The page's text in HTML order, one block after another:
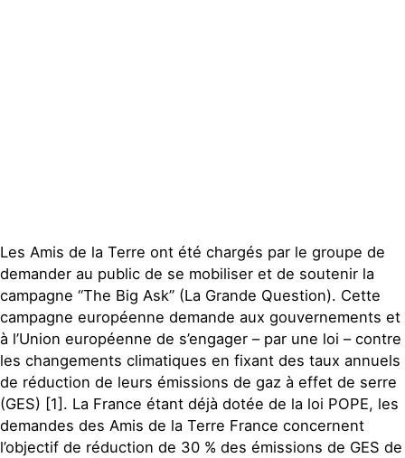
Les Amis de la Terre ont été chargés par le groupe de
demander au public de se mobiliser et de soutenir la
campagne “The Big Ask” (La Grande Question). Cette
campagne européenne demande aux gouvernements et
à l’Union européenne de s’engager – par une loi – contre
les changements climatiques en fixant des taux annuels
de réduction de leurs émissions de gaz à effet de serre
(GES) [1]. La France étant déjà dotée de la loi POPE, les
demandes des Amis de la Terre France concernent
l’objectif de réduction de 30 % des émissions de GES de